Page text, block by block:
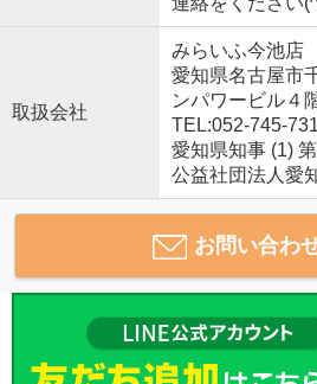
取扱会社
みらいふ今池店
愛知県名古屋市
ンパワービル４
TEL:052-745-
愛知県知事 (1)
公益社団法人愛
お問い合わ